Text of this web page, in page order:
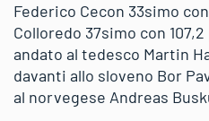
Federico Cecon 33simo
Colloredo 37simo con
andato al tedesco Martin
davanti allo sloveno Bor
al norvegese Andreas